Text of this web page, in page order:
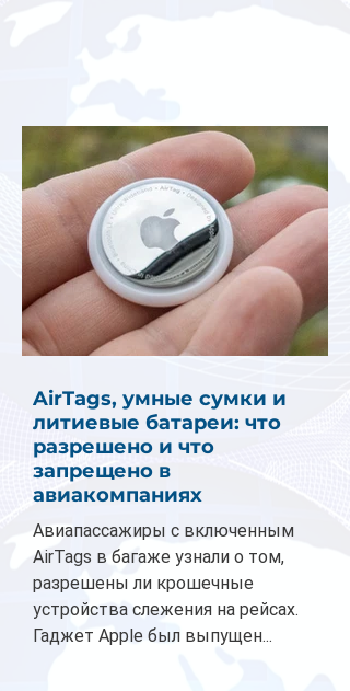
AirTags, умные сумки и
литиевые батареи: что
разрешено и что
запрещено в
авиакомпаниях
Авиапассажиры с включенным
AirTags в багаже узнали о том,
разрешены ли крошечные
устройства слежения на рейсах.
Гаджет Apple был выпущен...